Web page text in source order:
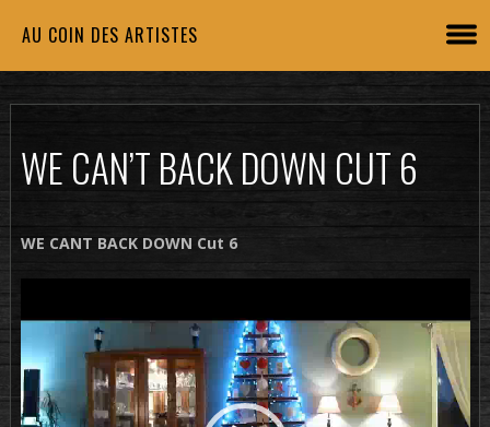
AU COIN DES ARTISTES
WE CAN’T BACK DOWN CUT 6
WE CANT BACK DOWN Cut 6
vidéo